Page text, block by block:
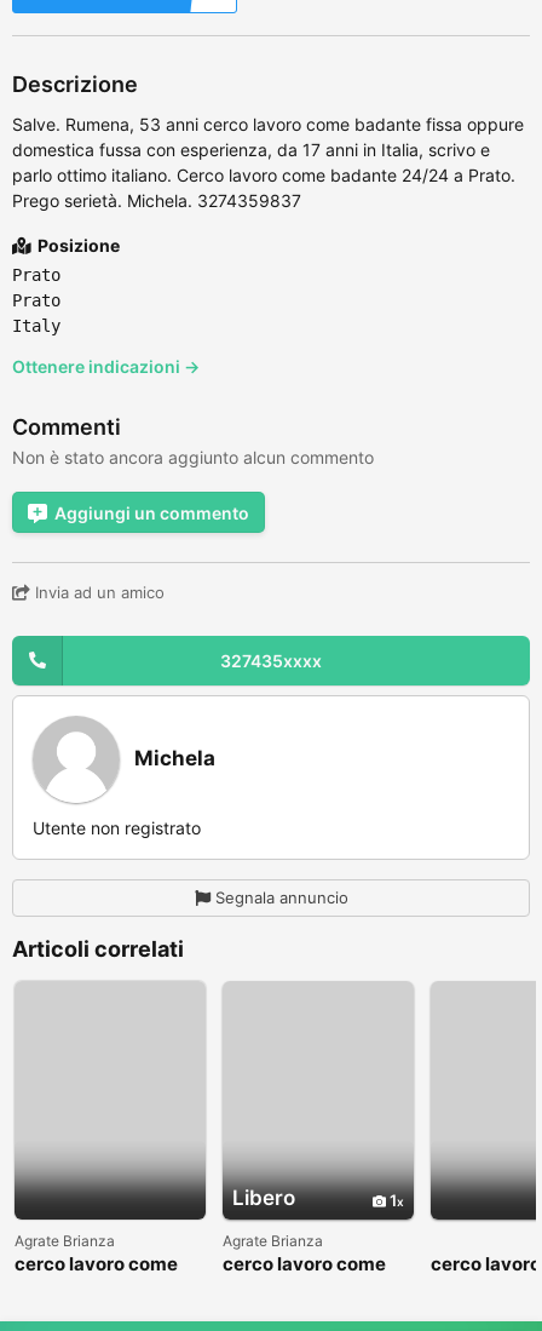
Descrizione
Salve. Rumena, 53 anni cerco lavoro come badante fissa oppure
domestica fussa con esperienza, da 17 anni in Italia, scrivo e
parlo ottimo italiano. Cerco lavoro come badante 24/24 a Prato.
Prego serietà. Michela. 3274359837
Posizione
Prato
Prato
Italy
Ottenere indicazioni →
Commenti
Non è stato ancora aggiunto alcun commento
Aggiungi un commento
Invia ad un amico
327435xxxx
Michela
Utente non registrato
Segnala annuncio
Articoli correlati
Agrate Brianza
cerco lavoro come
Libero 1
Agrate Brianza
cerco lavoro come
cerco